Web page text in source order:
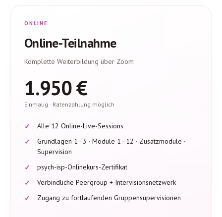
ONLINE
Online-Teilnahme
Komplette Weiterbildung über Zoom
1.950 €
Einmalig · Ratenzahlung möglich
Alle 12 Online-Live-Sessions
Grundlagen 1–3 · Module 1–12 · Zusatzmodule ·
Supervision
psych-isp-Onlinekurs-Zertifikat
Verbindliche Peergroup + Intervisionsnetzwerk
Zugang zu fortlaufenden Gruppensupervisionen